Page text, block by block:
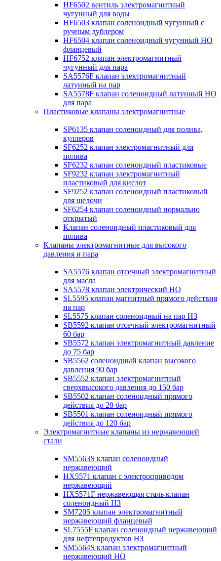
HF6502 вентиль электромагнитный
чугунный для воды
HF6503 клапан соленоидный чугунный с
ручным дублером
HF6504 клапан соленоидный чугунный НО
фланцевый
HF6752 клапан электромагнитный
чугунный для пара
SA5576F клапан электромагнитный
латунный на пар
SA5578F клапан соленоидный латунный НО
для пара
Пластиковые клапаны электромагнитные
SP6135 клапан соленоидный для полива,
куллеров
SF6252 клапан электромагнитный для
полива
SF6232 клапан соленоидный пластиковые
SF9232 клапан электромагнитный
пластиковый для кислот
SF9252 клапан соленоидный пластиковый
для щелочи
SF6254 клапан соленоидный нормально
открытый
Клапан соленоидный пластиковый для
полива
Клапаны электромагнитные для высокого
давления и пара
SA5576 клапан отсечный электромагнитный
для масла
SA5578 клапан электрический НО
SL5595 клапан магнитный прямого действия
на пар
SL5575 клапан соленоидный на пар НЗ
SB5592 клапан отсечный электромагнитный
60 бар
SB5572 клапан электромагнитный давление
до 75 бар
SB5562 соленоидный клапан высокого
давления 90 бар
SB5552 клапан электромагнитный
сверхвысокого давления до 150 бар
SB5502 клапан соленоидный прямого
действия до 20 бар
SB5501 клапан соленоидный прямого
действия до 120 бар
Электромагнитные клапаны из нержавеющей
стали
SM5563S клапан соленоидный
нержавеющий
HX5571 клапан с электроприводом
нержавеющий
HX5571F нержавеющая сталь клапан
соленоидный НЗ
SM7205 клапан электромагнитный
нержавеющий фланцевый
SL7555F клапан соленоидный нержавеющий
для нефтепродуктов НЗ
SM5564S клапан электромагнитный
нержавеющий НО